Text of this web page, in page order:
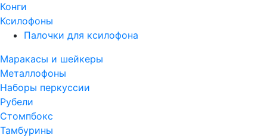
Конги
Ксилофоны
Палочки для ксилофона
Маракасы и шейкеры
Металлофоны
Наборы перкуссии
Рубели
Стомпбокс
Тамбурины